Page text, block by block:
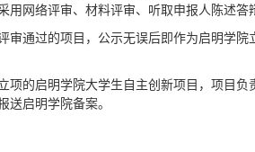
用网络评审、材料评审、听取申报人陈述答
审通过的项目，公示无误后即作为启明学
项的启明学院大学生自主创新项目，项目
送启明学院备案。